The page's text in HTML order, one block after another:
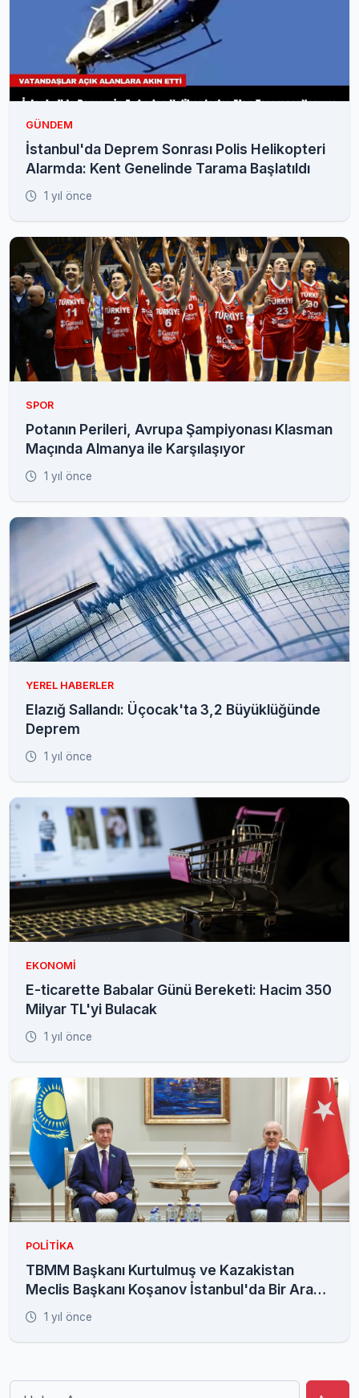
GÜNDEM
İstanbul'da Deprem Sonrası Polis Helikopteri
Alarmda: Kent Genelinde Tarama Başlatıldı
1 yıl önce
SPOR
Potanın Perileri, Avrupa Şampiyonası Klasman
Maçında Almanya ile Karşılaşıyor
1 yıl önce
YEREL HABERLER
Elazığ Sallandı: Üçocak'ta 3,2 Büyüklüğünde
Deprem
1 yıl önce
EKONOMI
E-ticarette Babalar Günü Bereketi: Hacim 350
Milyar TL'yi Bulacak
1 yıl önce
POLITIKA
TBMM Başkanı Kurtulmuş ve Kazakistan
Meclis Başkanı Koşanov İstanbul'da Bir Araya
Geldi1 yıl önce